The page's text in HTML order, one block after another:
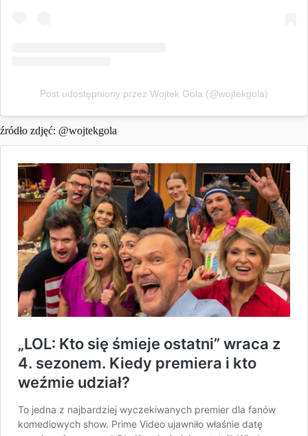
Post udostępniony przez Wojtek Gola (@wojtekgola)
źródło zdjęć: @wojtekgola